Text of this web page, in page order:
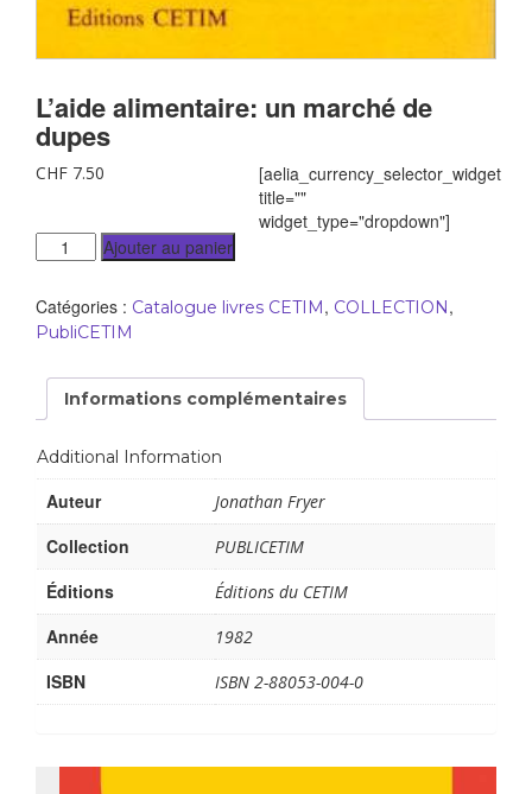
L’aide alimentaire: un marché de
dupes
[aelia_currency_selector_widget
title=""
widget_type="dropdown"]
CHF 7.50
Ajouter au panier
Catégories : Catalogue livres CETIM , COLLECTION ,
PubliCETIM
Informations complémentaires
Additional Information
Auteur Jonathan Fryer
Collection PUBLICETIM
Éditions Éditions du CETIM
Année 1982
ISBN ISBN 2-88053-004-0